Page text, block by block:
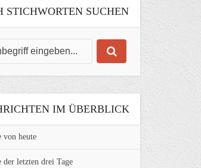
STICHWORTEN SUCHEN
IM ÜBERBLICK
von heute
der letzten drei Tage